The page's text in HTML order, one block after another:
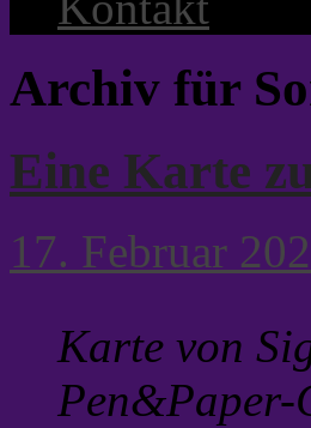
Archiv für
Eine Karte
17. Februar
Karte von
Pen&Paper-